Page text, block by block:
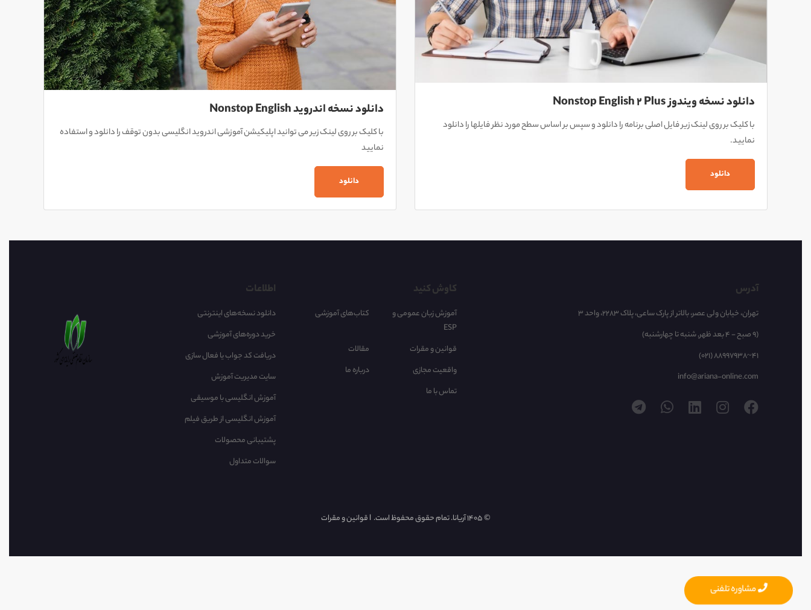
دانلود نسخه ویندوز Nonstop English 2 Plus
با کلیک بر روی لینک زیر فایل اصلی برنامه را دانلود و سپس بر اساس سطح مورد نظر فایلها را دانلود
نمایید.
دانلود
دانلود نسخه اندروید Nonstop English
با کلیک بر روی لینک زیر می توانید اپلیکیشن آموزشی اندروید انگلیسی بدون توقف را دانلود و استفاده
نمایید
دانلود
مشاوره تلفنی
آدرس
تهران، خیابان ولی عصر، بالاتر از پارک ساعی، پلاک 2283، واحد 3
(9 صبح - 4 بعد ظهر, شنبه تا چهارشنبه)
(021) 88997938~41
info@ariana-online.com
کاوش کنید
آموزش زبان عمومی و
ESP
کتاب‌های آموزشی
قوانین و مقرات
مقالات
واقعیت مجازی
درباره ما
تماس با ما
اطلاعات
دانلود نسخه‌های اینترنتی
خرید دوره‌های آموزشی
دریافت کد جواب یا فعال سازی
سایت مدیریت آموزش
آموزش انگلیسی با موسیقی‌
آموزش انگلیسی از طریق فیلم
پشتیبانی محصولات
سوالات متداول
©1405 آریانا. تمام حقوق محفوظ است. l قوانین و مقرات